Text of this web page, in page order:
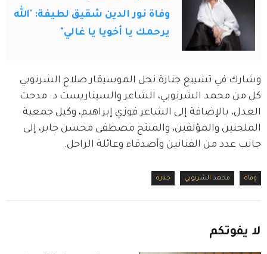
وفاة نور الدين شقيق لطيفة: 'الله
يرحمك يا أخويا يا غالي"
وشارك في تشييع جنازة نجل الموسيقار صلاح الشرنوبي
كل من محمد الشرنوبي، الشاعر والسيناريست د. مدحت
العدل، بالإضافة إلى الشاعر فوزي إبراهيم، وكيل جمعية
الملحنين والمؤلفين، والمنتج مصطفى محسن جابر، إلى
جانب عدد من الفنانين وأصدقاء وعائلة الراحل.
وفاة محمد الشرنوبي جنازة
لا يفوتكم